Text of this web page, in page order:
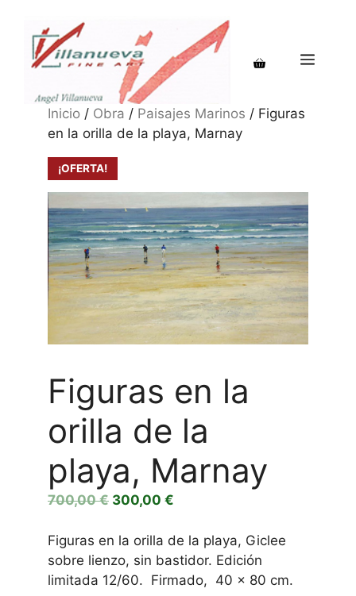
contenido
MENÚ
Inicio / Obra / Paisajes Marinos / Figuras
en la orilla de la playa, Marnay
¡OFERTA!
Figuras en la
orilla de la
playa, Marnay
700,00€ El
original
era:
700,00 €.
300,00 €
actual
es:
300,00 €.
Figuras en la orilla de la playa, Giclee
sobre lienzo, sin bastidor. Edición
limitada 12/60. Firmado, 40 x 80 cm.